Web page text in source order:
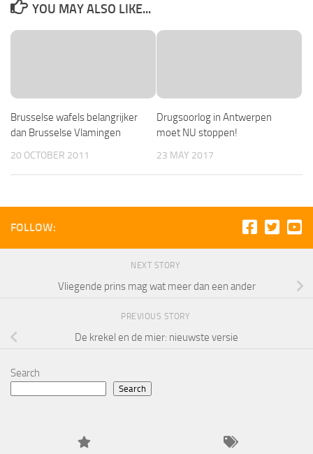
YOU MAY ALSO LIKE...
Brusselse wafels belangrijker
dan Brusselse Vlamingen
20 OCTOBER 2011
Drugsoorlog in Antwerpen
moet NU stoppen!
23 MAY 2017
FOLLOW:
NEXT STORY
Vliegende prins mag wat meer dan een ander
PREVIOUS STORY
De krekel en de mier: nieuwste versie
Search
Search